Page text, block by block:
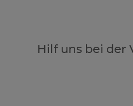
Hilf uns bei der